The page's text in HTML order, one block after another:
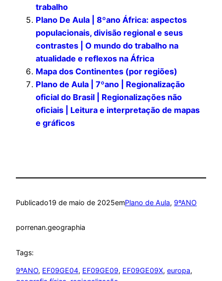
trabalho
Plano De Aula | 8ºano África: aspectos
populacionais, divisão regional e seus
contrastes | O mundo do trabalho na
atualidade e reflexos na África
Mapa dos Continentes (por regiões)
Plano de Aula | 7ºano | Regionalização
oficial do Brasil | Regionalizações não
oficiais | Leitura e interpretação de mapas
e gráficos
Publicado19 de maio de 2025emPlano de Aula, 9ºANO
porrenan.geographia
Tags:
9ºANO, EF09GE04, EF09GE09, EF09GE09X, europa